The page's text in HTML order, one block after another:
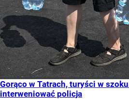
Gorąco w Tatrach, turyści w
interweniować policja